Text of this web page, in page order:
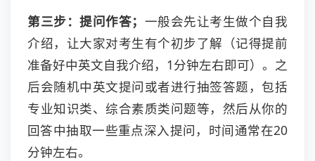
第三步：提问作答； 一般会先让考生做个自我
介绍，让大家对考生有个初步了解（记得提前
准备好中英文自我介绍，1分钟左右即可）。之
后会随机中英文提问或者进行抽签答题，包括
专业知识类、综合素质类问题等，然后从你的
回答中抽取一些重点深入提问，时间通常在20
分钟左右。